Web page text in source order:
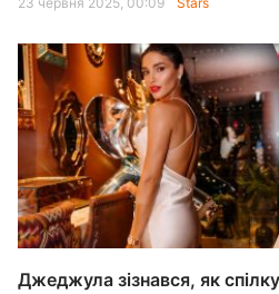
Джеджула зізнався, як